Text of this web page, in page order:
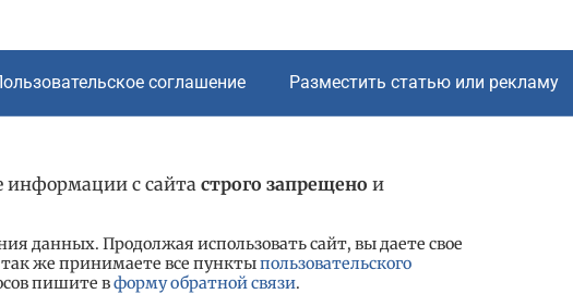
соглашение Разместить статью или рекламу
информации с сайта строго запрещено и
данных. Продолжая использовать сайт, вы даете свое
же принимаете все пунктыпользовательского
пишите вформу обратной связи.